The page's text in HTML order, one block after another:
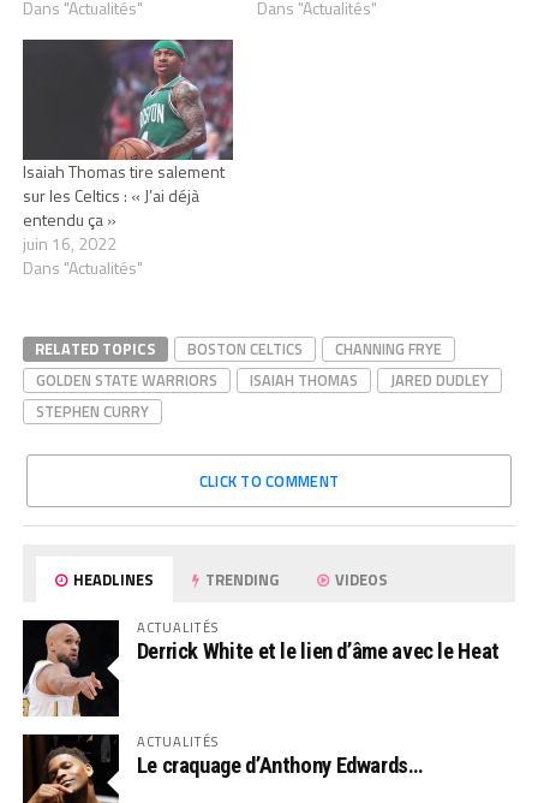
Dans "Actualités" Dans "Actualités"
Isaiah Thomas tire salement
sur les Celtics : « J’ai déjà
entendu ça »
juin 16, 2022
Dans "Actualités"
RELATED TOPICS BOSTON CELTICS
CHANNING FRYE
GOLDEN STATE WARRIORS
ISAIAH THOMAS
JARED DUDLEY
STEPHEN CURRY
CLICK TO COMMENT
HEADLINES TRENDING VIDEOS
ACTUALITÉS
Derrick White et le lien d’âme avec le Heat
ACTUALITÉS
Le craquage d’Anthony Edwards…